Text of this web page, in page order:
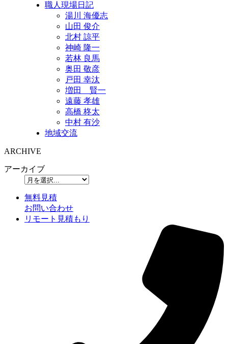
職人現場日記
湯川 海優志
山田 俊介
北村 諒平
神崎 隆一
若林 良馬
奥田 敬彦
戸田 幸汰
増田 賢一
遠藤 孝雄
高橋 柊太
中村 有沙
地域交流
ARCHIVE
アーカイブ
無料見積
お問い合わせ
リモート見積もり